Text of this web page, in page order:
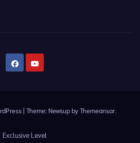
| Theme: NewsupbyThemeansar.
Exclusive Level